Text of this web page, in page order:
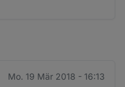
Mo. 19 Mär 2018 - 16:13